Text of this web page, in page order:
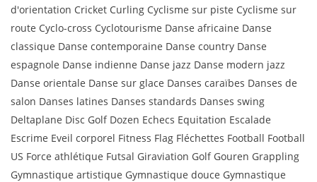
d'orientation Cricket Curling Cyclisme sur piste Cyclisme sur
route Cyclo-cross Cyclotourisme Danse africaine Danse
classique Danse contemporaine Danse country Danse
espagnole Danse indienne Danse jazz Danse modern jazz
Danse orientale Danse sur glace Danses caraïbes Danses de
salon Danses latines Danses standards Danses swing
Deltaplane Disc Golf Dozen Echecs Equitation Escalade
Escrime Eveil corporel Fitness Flag Fléchettes Football Football
US Force athlétique Futsal Giraviation Golf Gouren Grappling
Gymnastique artistique Gymnastique douce Gymnastique